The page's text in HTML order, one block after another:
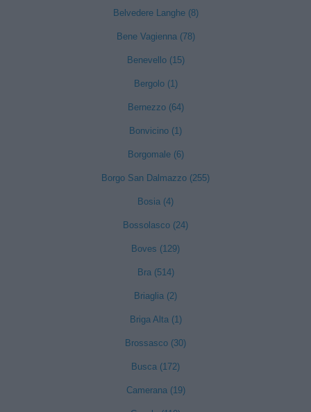
Belvedere Langhe (8)
Bene Vagienna (78)
Benevello (15)
Bergolo (1)
Bernezzo (64)
Bonvicino (1)
Borgomale (6)
Borgo San Dalmazzo (255)
Bosia (4)
Bossolasco (24)
Boves (129)
Bra (514)
Briaglia (2)
Briga Alta (1)
Brossasco (30)
Busca (172)
Camerana (19)